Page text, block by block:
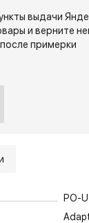
выдачи
и верните
примерки
PO-